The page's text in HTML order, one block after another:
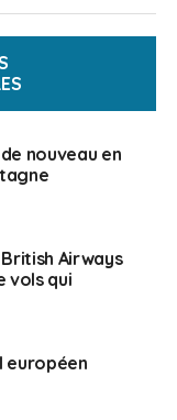
nouveau en
Airways
vols qui
européen